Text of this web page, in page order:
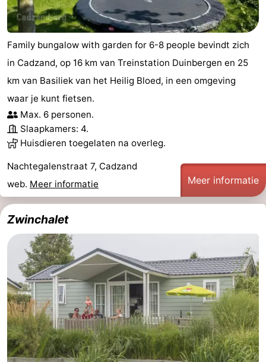
Family bungalow with garden for 6-8 people bevindt zich
in Cadzand, op 16 km van Treinstation Duinbergen en 25
km van Basiliek van het Heilig Bloed, in een omgeving
waar je kunt fietsen.
Max. 6 personen.
Slaapkamers: 4.
Huisdieren toegelaten na overleg.
Nachtegalenstraat 7, Cadzand
web. Meer informatie Meer informatie
Zwinchalet